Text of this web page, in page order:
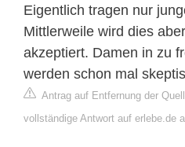
Eigentlich tragen nur
Mittlerweile wird dies
akzeptiert. Damen in zu
werden schon mal
Antrag auf Entfernung der
vollständige Antwort auf erlebe.de